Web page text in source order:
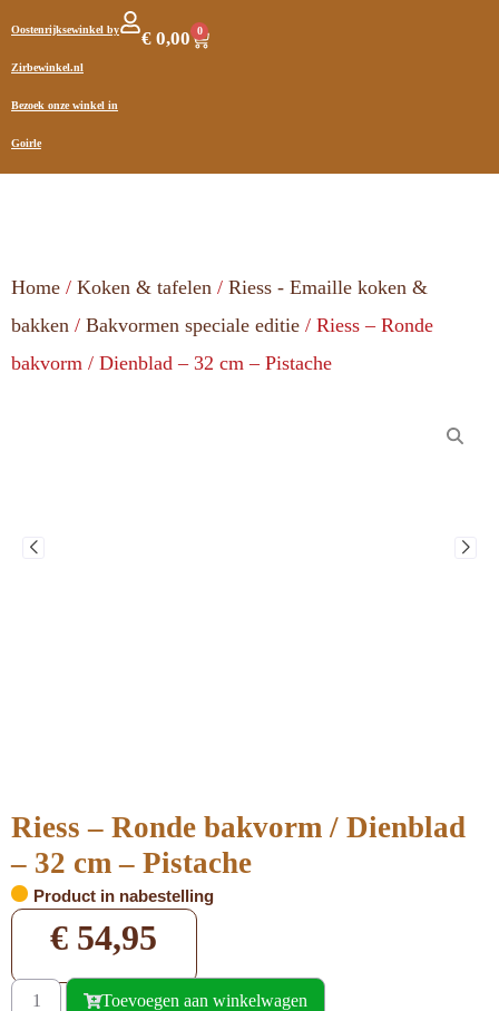
Oostenrijksewinkel by
Zirbewinkel.nl
Bezoek onze winkel in
Goirle
€ 0,00 0
Home / Koken & tafelen / Riess - Emaille koken &
bakken / Bakvormen speciale editie / Riess – Ronde
bakvorm / Dienblad – 32 cm – Pistache
Riess – Ronde bakvorm / Dienblad
– 32 cm – Pistache
Product in nabestelling
€ 54,95
Toevoegen aan winkelwagen